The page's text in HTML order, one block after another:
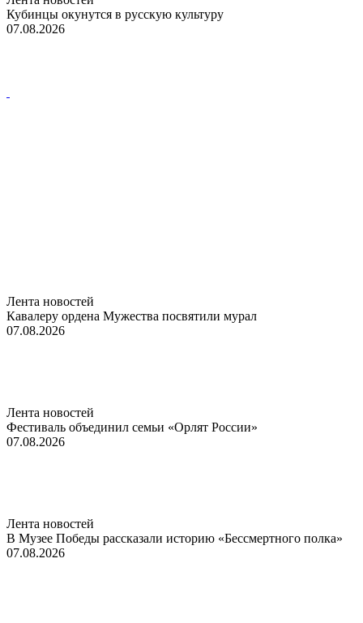
Кубинцы окунутся в русскую культуру
07.08.2026
Лента новостей
Кавалеру ордена Мужества посвятили мурал
07.08.2026
Лента новостей
Фестиваль объединил семьи «Орлят России»
07.08.2026
Лента новостей
В Музее Победы рассказали историю «Бессмертного полка»
07.08.2026